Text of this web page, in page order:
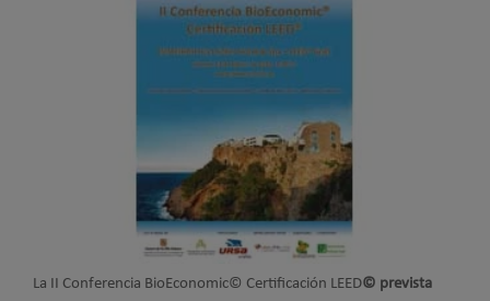
La II Conferencia BioEconomic© Certificación LEED© prevista